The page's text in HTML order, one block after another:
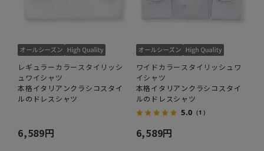
レギュラーカラースタイリッシ
ュワイシャツ
本格イタリアンクラシコスタイ
ルのドレスシャツ
6,589円
ワイドカラースタイリッシュワ
イシャツ
本格イタリアンクラシコスタイ
ルのドレスシャツ
5.0 （1）
6,589円